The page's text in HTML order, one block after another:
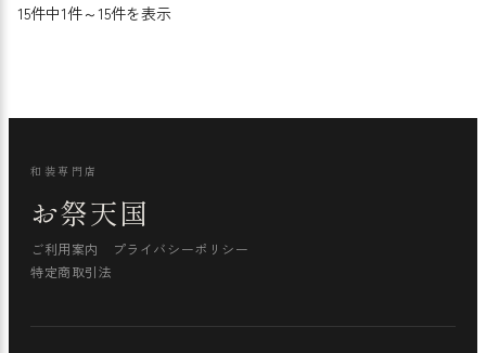
15件中1件～15件を表示
和装専門店
お祭天国
ご利用案内
特定商取引法
プライバシーポリシー